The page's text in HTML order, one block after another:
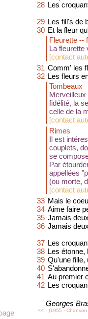
28 Les
29 Les fill's de
30 Et la fleur
Fleurette --
La fleurette
[contact
31 Comm' les
32 Les fleurs
Tombeaux
Merveilleux
fidélité, la
celle de la
[contact
Rimes
Il est
couplets,
se
Par
appellées
(ou morte,
[contact
33 Mais le
34 Aime faire
35 Jamais
36 Jamais
37 Les
38 Les étonne,
39 Qu'une fille,
40
41 Au premier
42 Les
Georges
<< (1955 -